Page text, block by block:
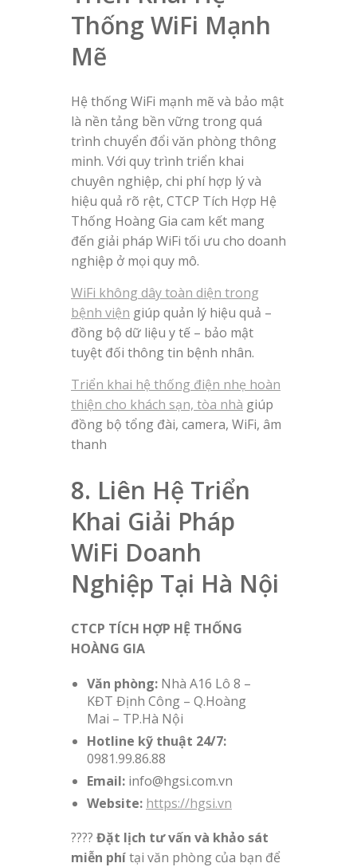
Thống WiFi Mạnh
Mẽ
Hệ thống WiFi mạnh mẽ và bảo mật
là nền tảng bền vững trong quá
trình chuyển đổi văn phòng thông
minh. Với quy trình triển khai
chuyên nghiệp, chi phí hợp lý và
hiệu quả rõ rệt, CTCP Tích Hợp Hệ
Thống Hoàng Gia cam kết mang
đến giải pháp WiFi tối ưu cho doanh
nghiệp ở mọi quy mô.
WiFi không dây toàn diện trong
bệnh viện giúp quản lý hiệu quả –
đồng bộ dữ liệu y tế – bảo mật
tuyệt đối thông tin bệnh nhân.
Triển khai hệ thống điện nhẹ hoàn
thiện cho khách sạn, tòa nhà giúp
đồng bộ tổng đài, camera, WiFi, âm
thanh
8. Liên Hệ Triển
Khai Giải Pháp
WiFi Doanh
Nghiệp Tại Hà Nội
CTCP TÍCH HỢP HỆ THỐNG
HOÀNG GIA
Văn phòng: Nhà A16 Lô 8 –
KĐT Định Công – Q.Hoàng
Mai – TP.Hà Nội
Hotline kỹ thuật 24/7:
0981.99.86.88
Email: info@hgsi.com.vn
Website: https://hgsi.vn
???? Đặt lịch tư vấn và khảo sát
miễn phítại văn phòng của bạn để